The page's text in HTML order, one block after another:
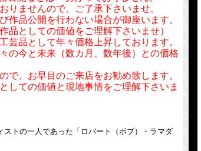
りませんので、ご了承下さいませ。
作品公開を行わない場合が御座います。
品としての価値をご理解下さいませ）
芸品として年々価格上昇しております。
の今と未来（数カ月、数年後）との価格
で、お早目のご来店をお勧め致します。
しての価値と現地事情をご理解下さいま
トの一人であった「ロバート（ボブ）・ラマダ